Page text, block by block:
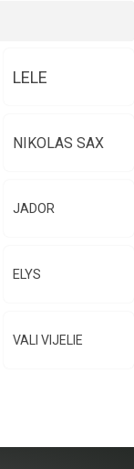
LELE
NIKOLAS SAX
JADOR
ELYS
VALI VIJELIE